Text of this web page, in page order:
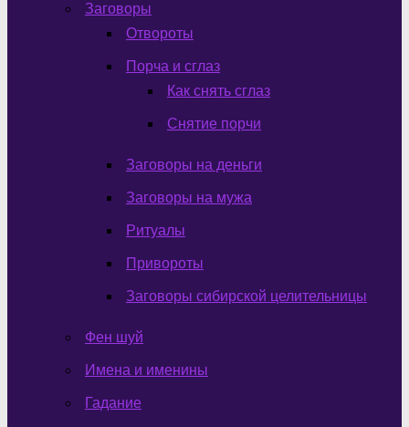
Заговоры
Отвороты
Порча и сглаз
Как снять сглаз
Снятие порчи
Заговоры на деньги
Заговоры на мужа
Ритуалы
Привороты
Заговоры сибирской целительницы
Фен шуй
Имена и именины
Гадание